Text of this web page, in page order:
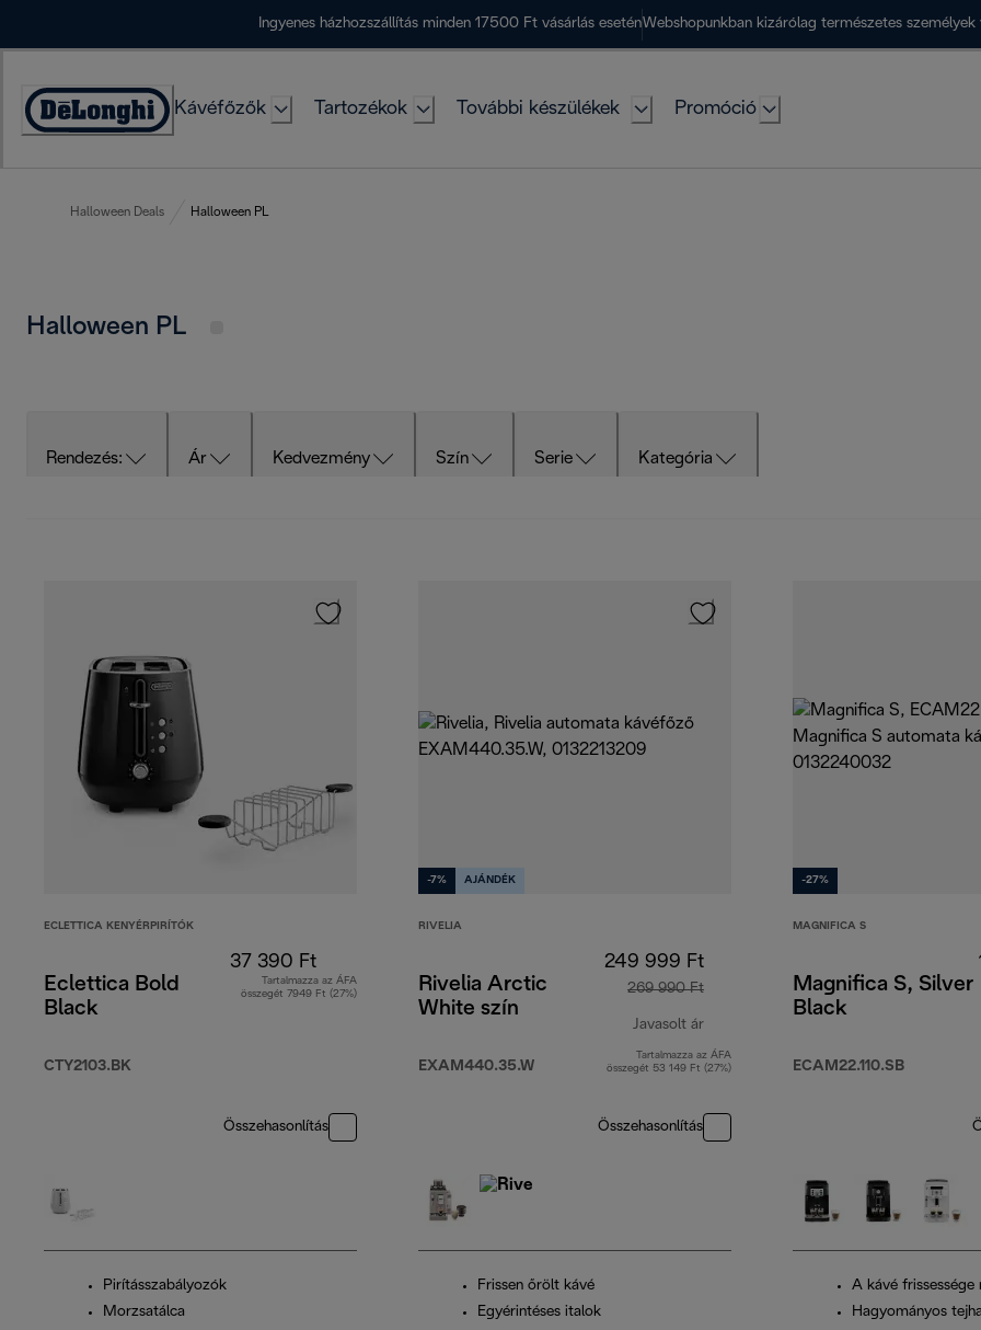
Ingyenes házhozszállítás minden 17500 Ft vásárlás eseténWebshopunkban kizárólag természetes személyek
Accessibility
Kávéfőzők Tartozékok További készülékek Promóció
Halloween Deals Halloween PL
Halloween PL
Rendezés: Ár Kedvezmény Szín Serie Kategória
ECLETTICA KENYÉRPIRÍTÓK
Eclettica Bold
Black
CTY2103.BK
37 390 Ft
Tartalmazza az ÁFA
összegét 7949 Ft (27%)
Összehasonlítás
Pirításszabályozók
Morzsatálca
-7% AJÁNDÉK
RIVELIA
Rivelia Arctic
White szín
EXAM440.35.W
249 999 Ft
269 990 Ft
Javasolt ár
eredeti ár 269 990 Ft
Tartalmazza az ÁFA
összegét 53 149 Ft (27%)
Összehasonlítás
Frissen őrölt kávé
Egyérintéses italok
-27%
MAGNIFICA S
Magnifica S, Silver
Black
ECAM22.110.SB
A kávé frissessége
Hagyományos